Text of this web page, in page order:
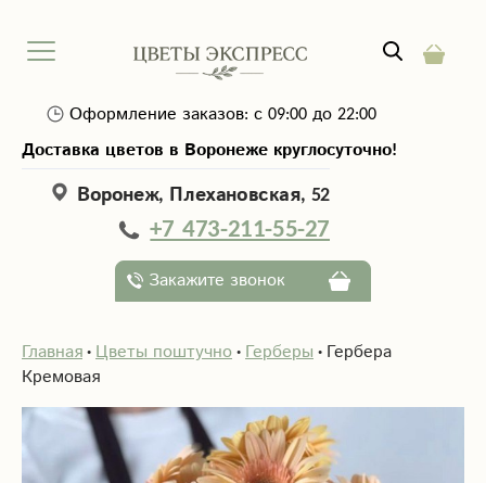
Оформление заказов: с 09:00 до 22:00
Доставка цветов в Воронеже круглосуточно!
Воронеж, Плехановская, 52
+7 473-211-55-27
Закажите звонок
Главная Цветы поштучно Герберы Гербера
Кремовая